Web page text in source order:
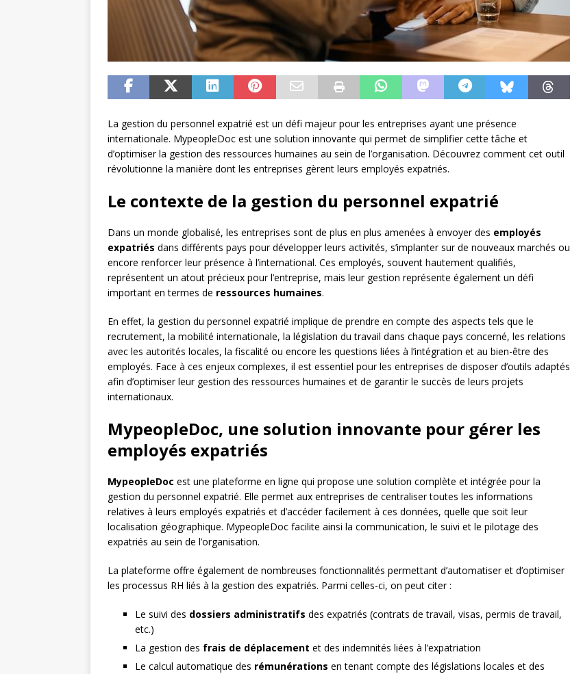
La gestion du personnel expatrié est un défi majeur pour les entreprises ayant une présence
internationale. MypeopleDoc est une solution innovante qui permet de simplifier cette tâche et
d’optimiser la gestion des ressources humaines au sein de l’organisation. Découvrez comment cet outil
révolutionne la manière dont les entreprises gèrent leurs employés expatriés.
Le contexte de la gestion du personnel expatrié
Dans un monde globalisé, les entreprises sont de plus en plus amenées à envoyer des employés
expatriés dans différents pays pour développer leurs activités, s’implanter sur de nouveaux marchés ou
encore renforcer leur présence à l’international. Ces employés, souvent hautement qualifiés,
représentent un atout précieux pour l’entreprise, mais leur gestion représente également un défi
important en termes de ressources humaines.
En effet, la gestion du personnel expatrié implique de prendre en compte des aspects tels que le
recrutement, la mobilité internationale, la législation du travail dans chaque pays concerné, les relations
avec les autorités locales, la fiscalité ou encore les questions liées à l’intégration et au bien-être des
employés. Face à ces enjeux complexes, il est essentiel pour les entreprises de disposer d’outils adaptés
afin d’optimiser leur gestion des ressources humaines et de garantir le succès de leurs projets
internationaux.
MypeopleDoc, une solution innovante pour gérer les
employés expatriés
MypeopleDoc est une plateforme en ligne qui propose une solution complète et intégrée pour la
gestion du personnel expatrié. Elle permet aux entreprises de centraliser toutes les informations
relatives à leurs employés expatriés et d’accéder facilement à ces données, quelle que soit leur
localisation géographique. MypeopleDoc facilite ainsi la communication, le suivi et le pilotage des
expatriés au sein de l’organisation.
La plateforme offre également de nombreuses fonctionnalités permettant d’automatiser et d’optimiser
les processus RH liés à la gestion des expatriés. Parmi celles-ci, on peut citer :
Le suivi des dossiers administratifs des expatriés (contrats de travail, visas, permis de travail,
etc.)
La gestion des frais de déplacement et des indemnités liées à l’expatriation
Le calcul automatique des rémunérations en tenant compte des législations locales et des